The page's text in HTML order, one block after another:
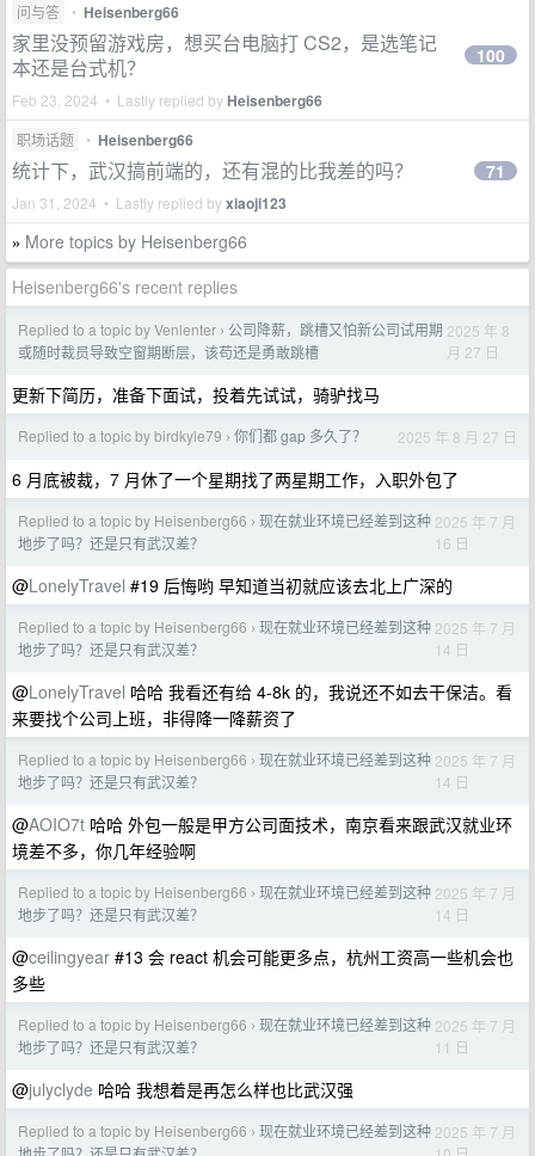
问与答 • Heisenberg66
家里没预留游戏房，想买台电脑打 CS2，是选笔记
本还是台式机？
Feb 23, 2024 • Lastly replied byHeisenberg66
100
职场话题 • Heisenberg66
统计下，武汉搞前端的，还有混的比我差的吗？
Jan 31, 2024 • Lastly replied byxiaoji123
71
» More topics by Heisenberg66
Heisenberg66's recent replies
Replied to a topic by Venlenter › 公司降薪，跳槽又怕新公司试用期
或随时裁员导致空窗期断层，该苟还是勇敢跳槽
2025 年 8
月 27 日
更新下简历，准备下面试，投着先试试，骑驴找马
Replied to a topic by birdkyle79 › 你们都 gap 多久了？ 2025 年 8 月 27 日
6 月底被裁，7 月休了一个星期找了两星期工作，入职外包了
Replied to a topic by Heisenberg66 › 现在就业环境已经差到这种
地步了吗？还是只有武汉差？
2025 年 7 月
16 日
@LonelyTravel #19 后悔哟 早知道当初就应该去北上广深的
Replied to a topic by Heisenberg66 › 现在就业环境已经差到这种
地步了吗？还是只有武汉差？
2025 年 7 月
14 日
@LonelyTravel 哈哈 我看还有给 4-8k 的，我说还不如去干保洁。看
来要找个公司上班，非得降一降薪资了
Replied to a topic by Heisenberg66 › 现在就业环境已经差到这种
地步了吗？还是只有武汉差？
2025 年 7 月
14 日
@AOIO7t 哈哈 外包一般是甲方公司面技术，南京看来跟武汉就业环
境差不多，你几年经验啊
Replied to a topic by Heisenberg66 › 现在就业环境已经差到这种
地步了吗？还是只有武汉差？
2025 年 7 月
14 日
@ceilingyear #13 会 react 机会可能更多点，杭州工资高一些机会也
多些
Replied to a topic by Heisenberg66 › 现在就业环境已经差到这种
地步了吗？还是只有武汉差？
2025 年 7 月
11 日
@julyclyde 哈哈 我想着是再怎么样也比武汉强
Replied to a topic by Heisenberg66 › 现在就业环境已经差到这种 2025 年 7 月